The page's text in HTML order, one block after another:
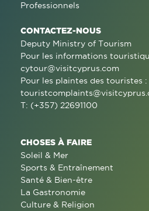
Professionnels
CONTACTEZ-NOUS
Deputy Ministry of Tourism
Pour les informations
cytour@visitcyprus.com
Pour les plaintes des touristes :
T: (+357) 22691100
CHOSES À FAIRE
Soleil & Mer
Sports & Entraînement
Santé & Bien-être
La Gastronomie
Culture & Religion